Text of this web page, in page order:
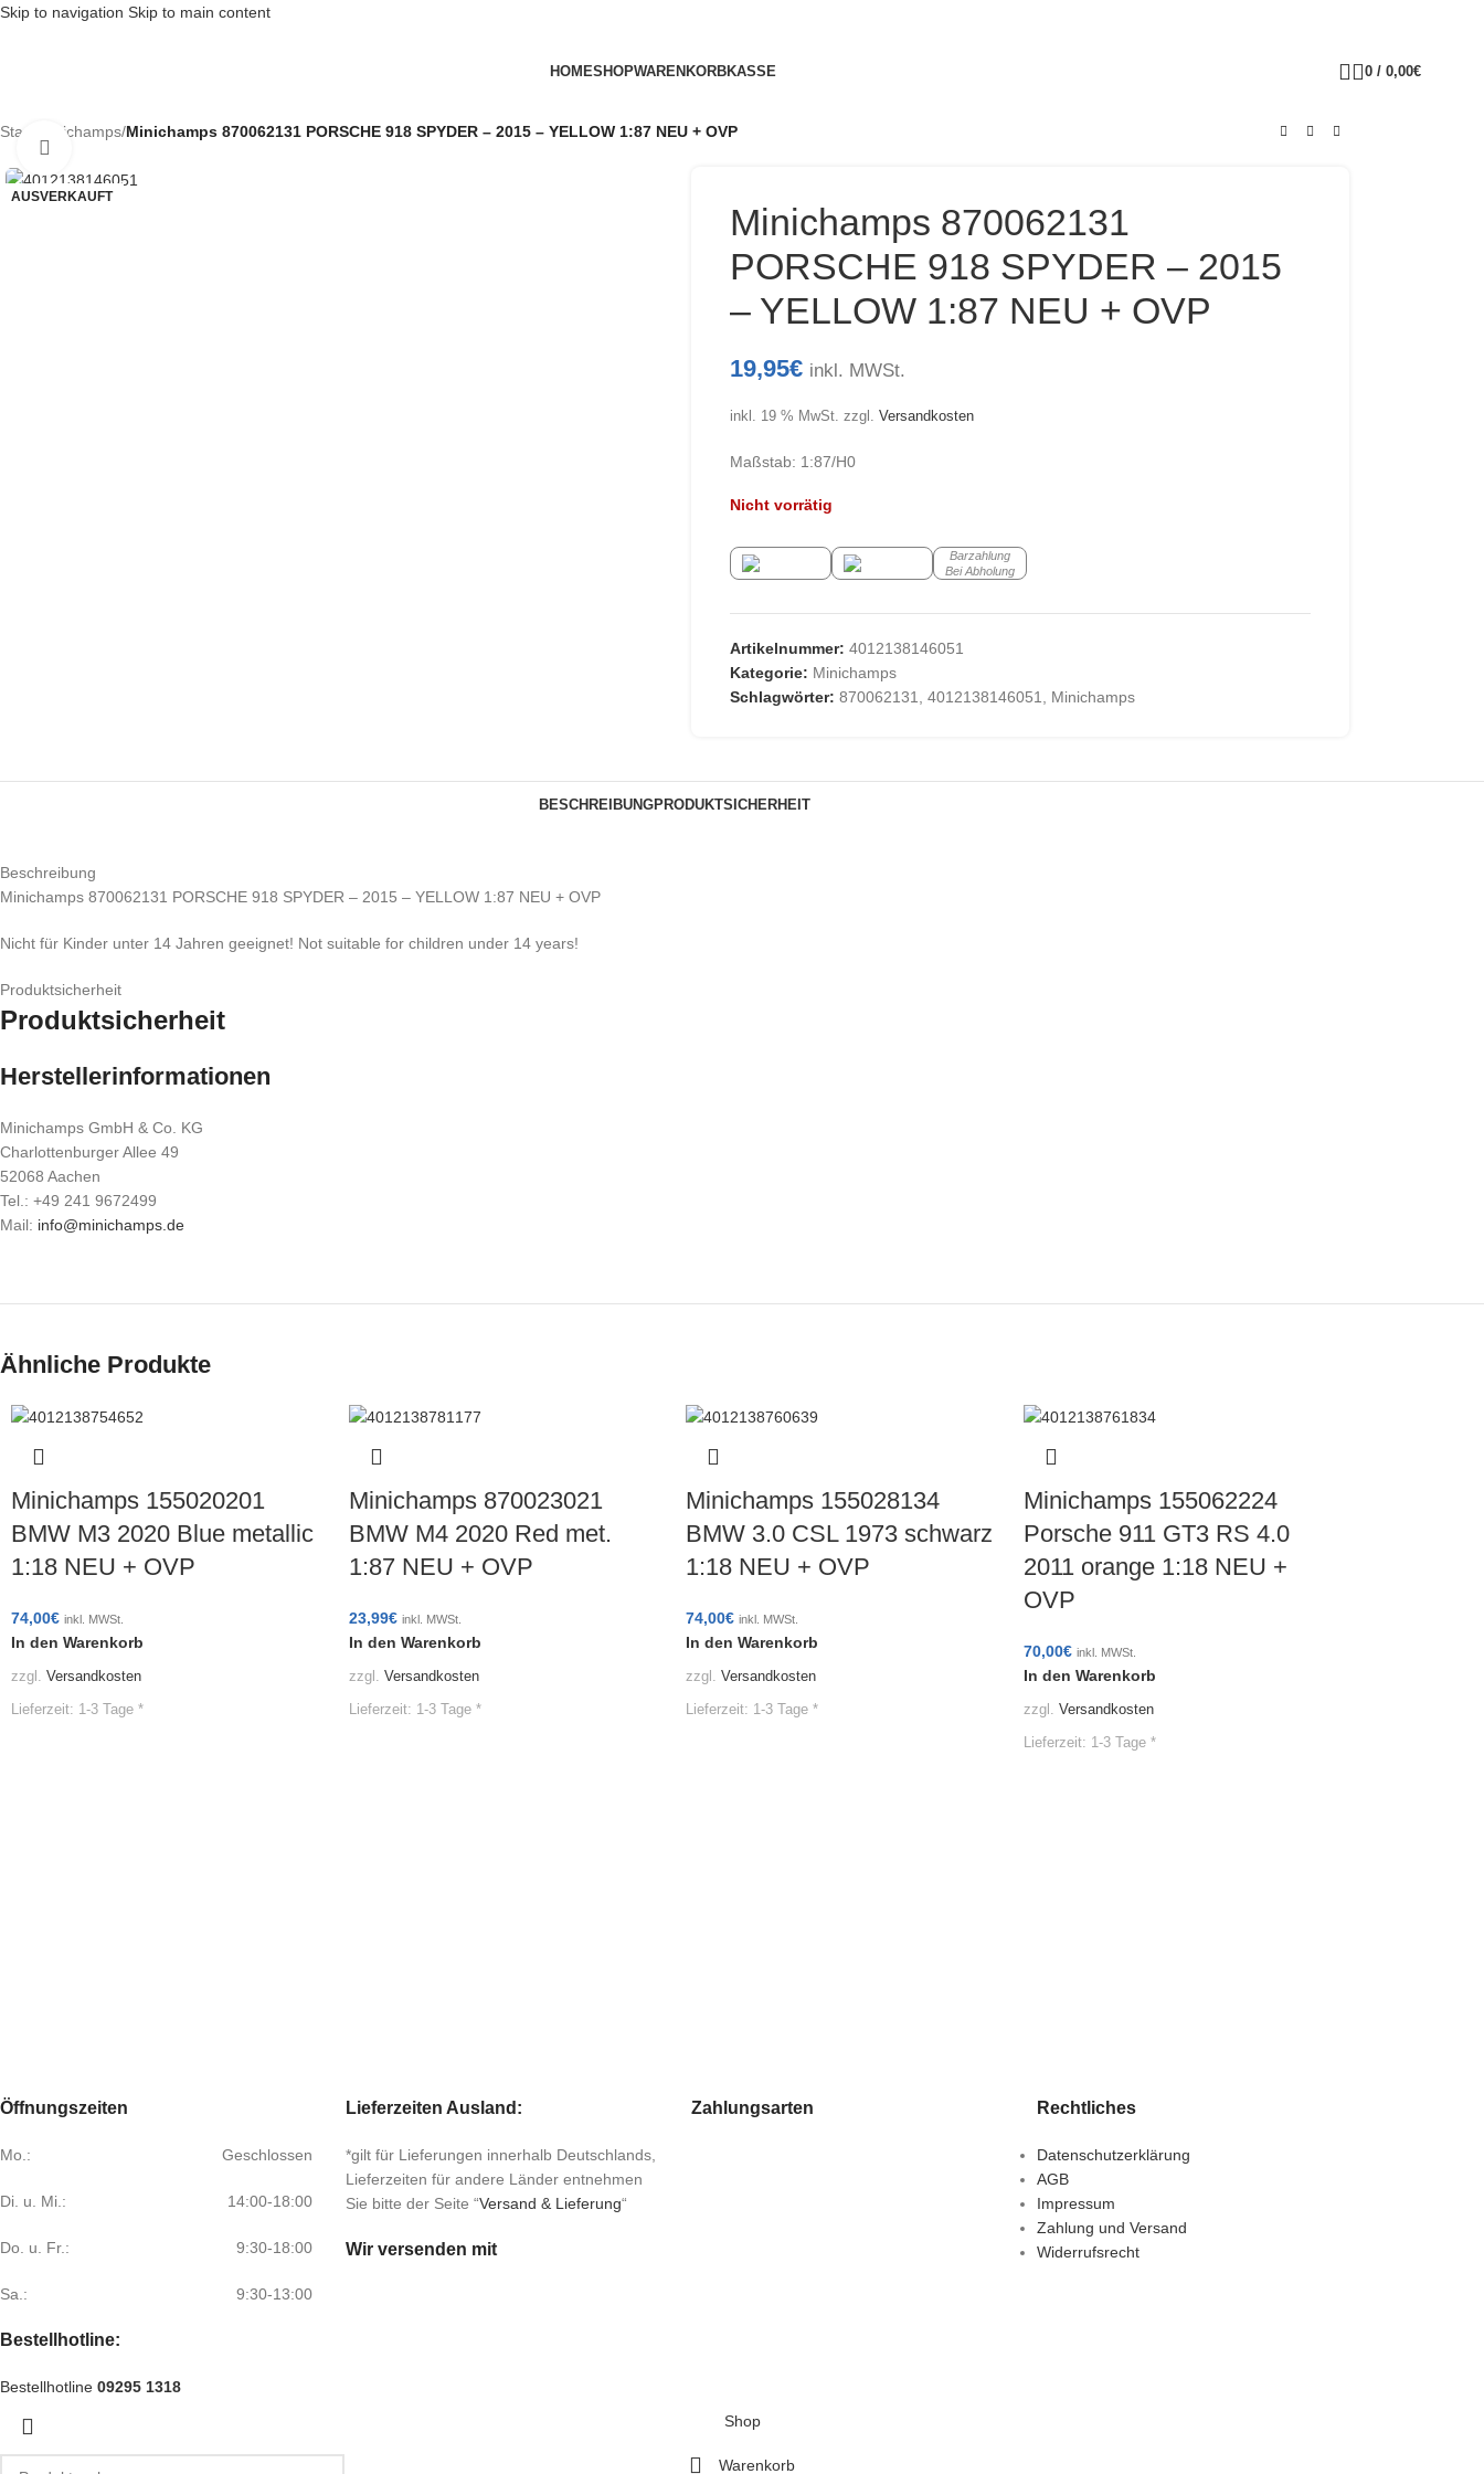
Skip to navigation Skip to main content
HOMESHOPWARENKORBKASSE 0 / 0,00€
Start Minichamps/Minichamps 870062131 PORSCHE 918 SPYDER – 2015 – YELLOW 1:87 NEU + OVP
AUSVERKAUFT
Minichamps 870062131
PORSCHE 918 SPYDER – 2015
– YELLOW 1:87 NEU + OVP
19,95€ inkl. MWSt.
inkl. 19 % MwSt. zzgl. Versandkosten
Maßstab: 1:87/H0
Nicht vorrätig
Barzahlung
Bei Abholung
Artikelnummer: 4012138146051
Kategorie: Minichamps
Schlagwörter: 870062131 4012138146051 Minichamps
BESCHREIBUNGPRODUKTSICHERHEIT
Beschreibung
Minichamps 870062131 PORSCHE 918 SPYDER – 2015 – YELLOW 1:87 NEU + OVP
Nicht für Kinder unter 14 Jahren geeignet! Not suitable for children under 14 years!
Produktsicherheit
Produktsicherheit
Herstellerinformationen
Minichamps GmbH & Co. KG
Charlottenburger Allee 49
52068 Aachen
Tel.: +49 241 9672499
Mail: info@minichamps.de
Ähnliche Produkte
Minichamps 155020201
BMW M3 2020 Blue metallic
1:18 NEU + OVP
74,00€ inkl. MWSt.
In den Warenkorb
zzgl. Versandkosten
Lieferzeit: 1-3 Tage *
Minichamps 870023021
BMW M4 2020 Red met.
1:87 NEU + OVP
23,99€ inkl. MWSt.
In den Warenkorb
zzgl. Versandkosten
Lieferzeit: 1-3 Tage *
Minichamps 155028134
BMW 3.0 CSL 1973 schwarz
1:18 NEU + OVP
74,00€ inkl. MWSt.
In den Warenkorb
zzgl. Versandkosten
Lieferzeit: 1-3 Tage *
Minichamps 155062224
Porsche 911 GT3 RS 4.0
2011 orange 1:18 NEU +
OVP
70,00€ inkl. MWSt.
In den Warenkorb
zzgl. Versandkosten
Lieferzeit: 1-3 Tage *
Öffnungszeiten
Mo.: Geschlossen
Di. u. Mi.: 14:00-18:00
Do. u. Fr.: 9:30-18:00
Sa.: 9:30-13:00
Bestellhotline:
Bestellhotline 09295 1318
Lieferzeiten Ausland:
*gilt für Lieferungen innerhalb Deutschlands,
Lieferzeiten für andere Länder entnehmen
Sie bitte der Seite “Versand & Lieferung“
Wir versenden mit
Zahlungsarten Rechtliches
Datenschutzerklärung
AGB
Impressum
Zahlung und Versand
Widerrufsrecht
Shop
Warenkorb